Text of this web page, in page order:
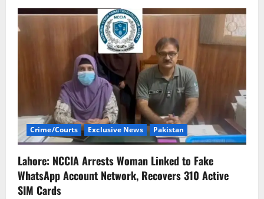
Crime/Courts Exclusive News Pakistan
Lahore: NCCIA Arrests Woman Linked to Fake
WhatsApp Account Network, Recovers 310 Active
SIM Cards